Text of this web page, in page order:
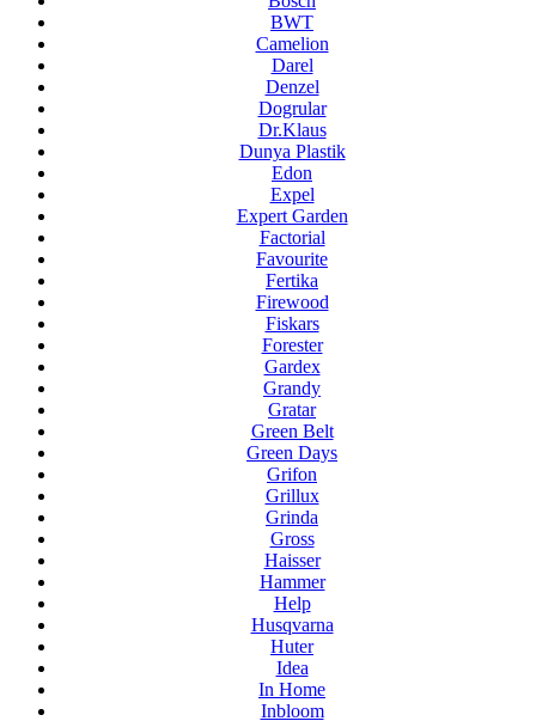
BWT
Camelion
Darel
Denzel
Dogrular
Dr.Klaus
Dunya Plastik
Edon
Expel
Expert Garden
Factorial
Favourite
Fertika
Firewood
Fiskars
Forester
Gardex
Grandy
Gratar
Green Belt
Green Days
Grifon
Grillux
Grinda
Gross
Haisser
Hammer
Help
Husqvarna
Huter
Idea
In Home
Inbloom